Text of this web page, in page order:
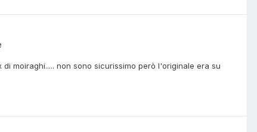
moiraghi..... non sono sicurissimo però l'originale era su